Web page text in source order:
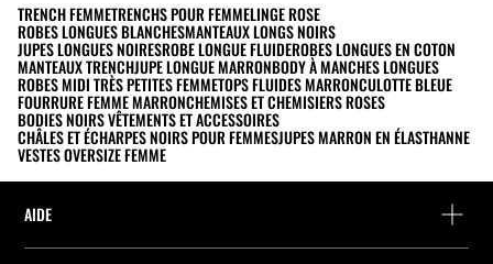
TRENCH FEMMETRENCHS POUR FEMMELINGE ROSE
ROBES LONGUES BLANCHESMANTEAUX LONGS NOIRS
JUPES LONGUES NOIRESROBE LONGUE FLUIDEROBES LONGUES EN COTON
MANTEAUX TRENCHJUPE LONGUE MARRONBODY À MANCHES LONGUES
ROBES MIDI TRÈS PETITES FEMMETOPS FLUIDES MARRONCULOTTE BLEUE
FOURRURE FEMME MARRONCHEMISES ET CHEMISIERS ROSES
BODIES NOIRS VÊTEMENTS ET ACCESSOIRES
CHÂLES ET ÉCHARPES NOIRS POUR FEMMESJUPES MARRON EN ÉLASTHANNE
VESTES OVERSIZE FEMME
AIDE